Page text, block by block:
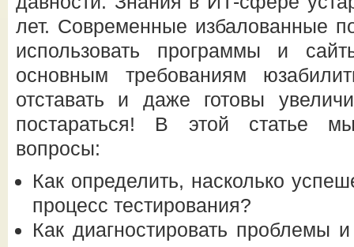
лет. Современные избалованные
использовать программы и
основным требованиям
отставать и даже готовы
постараться! В этой статье
вопросы:
Как определить, насколько
процесс тестирования?
Как диагностировать проблемы